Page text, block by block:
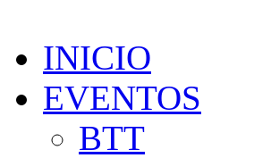
INICIO
EVENTOS
BTT